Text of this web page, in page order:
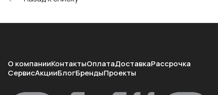
О компанииКонтактыОплатаДоставкаРассрочка
СервисАкцииБлогБрендыПроекты